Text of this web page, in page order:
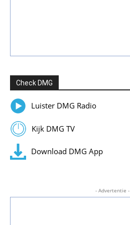
Check DMG
Luister DMG Radio
Kijk DMG TV
Download DMG App
- Advertentie -